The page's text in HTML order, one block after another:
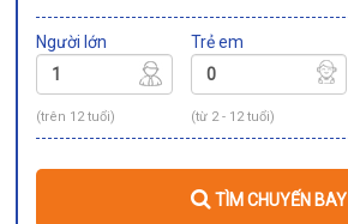
Người lớn
(trên 12 tuổi)
Trẻ em
(từ 2 - 12 tuổi)
TÌM CHUYẾN BAY